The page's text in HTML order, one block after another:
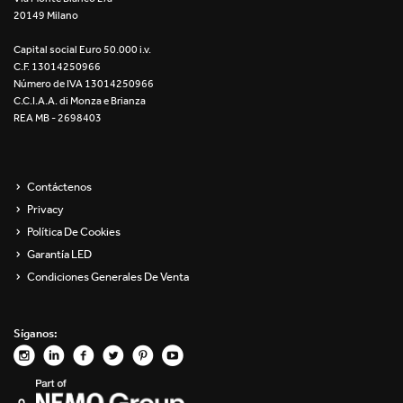
Re Low LED
Roll IOS
Unit 1X
Unit Channel
Unit Round
Yori Evo 48V
Yori Evo Box
20149 Milano
Capital social Euro 50.000 i.v.
C.F. 13014250966
Número de IVA 13014250966
C.C.I.A.A. di Monza e Brianza
REA MB - 2698403
Contáctenos
Privacy
Política De Cookies
Garantía LED
Condiciones Generales De Venta
Síganos: